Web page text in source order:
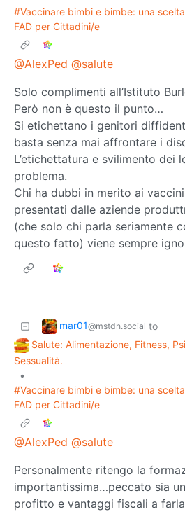
#Vaccinare bimbi e bimbe: una
FAD per Cittadini/e
@AlexPed @salute
Solo complimenti all’Istituto
Però non è questo il punto…
Si etichettano i genitori
basta senza mai affrontare i
L’etichettatura e svilimento dei
problema.
Chi ha dubbi in merito ai
presentati dalle aziende
(che solo chi parla seriamente
questo fatto) viene sempre
mar01@mstdn.social to
Salute: Alimentazione, Fitness,
Sessualità.
•
#Vaccinare bimbi e bimbe: una
FAD per Cittadini/e
@AlexPed @salute
Personalmente ritengo la
importantissima…peccato sia
profitto e vantaggi fiscali a